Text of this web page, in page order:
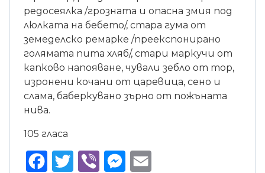
редосеялка /грозната и опасна змия под
люлката на бебето/, стара гума от
земеделско ремарке /преекспонирано
голямата пита хляб/, стари маркучи от
капково напояване, чували зебло от тор,
изронени кочани от царевица, сено и
слама, баберкувано зърно от пожъната
нива.
105 гласа
FacebookTwitterViber Messenger